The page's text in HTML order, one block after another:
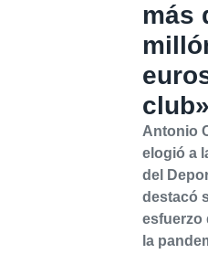
más
club»
Antonio
elogió a
del
destacó
esfuerzo
la